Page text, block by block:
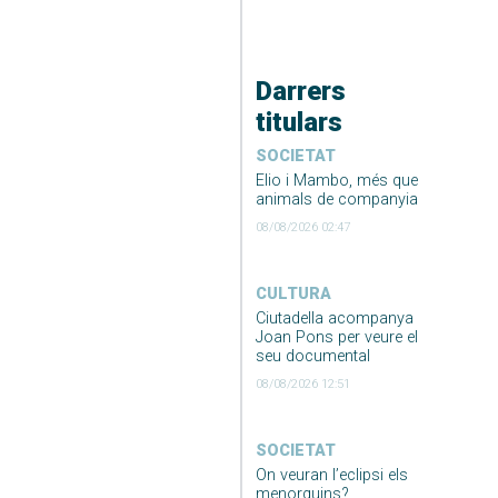
Darrers
titulars
SOCIETAT
Elio i Mambo, més que
animals de companyia
08/08/2026 02:47
CULTURA
Ciutadella acompanya
Joan Pons per veure el
seu documental
08/08/2026 12:51
SOCIETAT
On veuran l’eclipsi els
menorquins?